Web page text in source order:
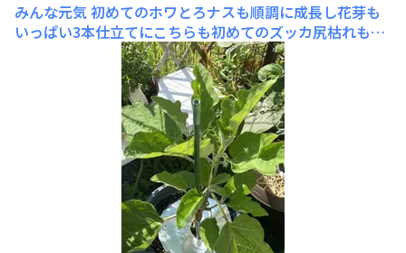
みんな元気初めてのホワとろナスも順調に成長し花芽も
いっぱい3本仕立てにこちらも初めてのズッカ尻枯れもあ
ったけど今の所、大丈夫やはり、ズッカは花付きがすごい
そして、冬越しの若穫りグリーンホルン葉が少ないのに実
ができました実験🧪だったので暖冬で冬越しできちゃうで
すねそれがよしとも言えないですが頑張ってる姿に癒され